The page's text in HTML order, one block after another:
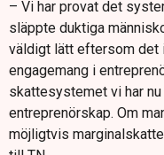
– Vi har provat det
släppte duktiga
väldigt lätt eftersom det
engagemang i
skattesystemet vi har
entreprenörskap. Om
möjligtvis